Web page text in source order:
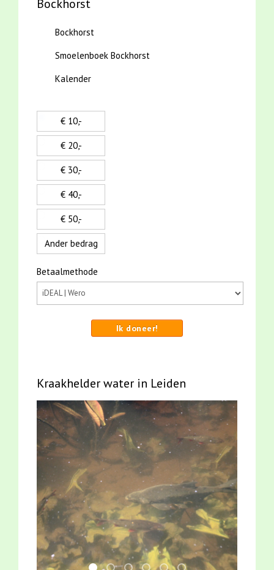
Bockhorst
Bockhorst
Smoelenboek Bockhorst
Kalender
€ 10,-
€ 20,-
€ 30,-
€ 40,-
€ 50,-
Ander bedrag
Betaalmethode
Ik doneer!
Kraakhelder water in Leiden